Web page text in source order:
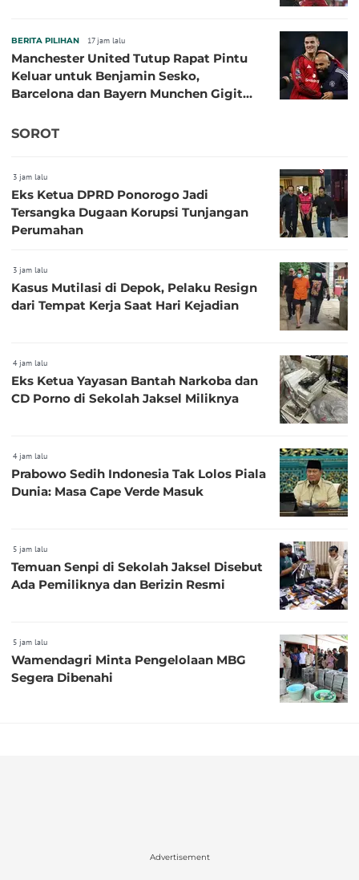
BERITA PILIHAN 17 jam lalu
Manchester United Tutup Rapat Pintu
Keluar untuk Benjamin Sesko,
Barcelona dan Bayern Munchen Gigit
SOROT
3 jam lalu
Eks Ketua DPRD Ponorogo Jadi
Tersangka Dugaan Korupsi Tunjangan
Perumahan
3 jam lalu
Kasus Mutilasi di Depok, Pelaku Resign
dari Tempat Kerja Saat Hari Kejadian
4 jam lalu
Eks Ketua Yayasan Bantah Narkoba dan
CD Porno di Sekolah Jaksel Miliknya
4 jam lalu
Prabowo Sedih Indonesia Tak Lolos Piala
Dunia: Masa Cape Verde Masuk
5 jam lalu
Temuan Senpi di Sekolah Jaksel Disebut
Ada Pemiliknya dan Berizin Resmi
5 jam lalu
Wamendagri Minta Pengelolaan MBG
Segera Dibenahi
Advertisement